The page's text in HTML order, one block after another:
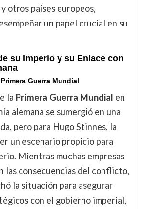
otros países europeos,
un papel crucial en su
su Imperio y su Enlace con
Guerra Mundial
la Primera Guerra Mundial en
alemana se sumergió en una
pero para Hugo Stinnes, la
un escenario propicio para
Mientras muchas empresas
las consecuencias del conflicto,
la situación para asegurar
con el gobierno imperial,